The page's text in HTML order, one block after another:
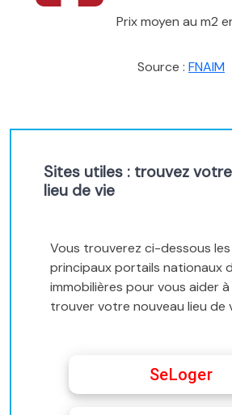
Prix moyen au m2
Source : FNAIM
Sites utiles : trouvez
lieu de vie
Vous trouverez ci-dessous les
principaux portails nationaux
immobilières pour vous aider
trouver votre nouveau lieu de
SeLoger